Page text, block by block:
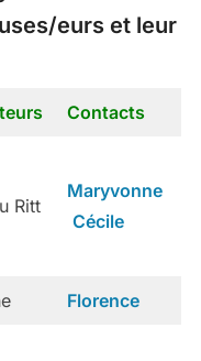
eurs et leur
Contacts
Ritt
Maryvonne
Cécile
Florence